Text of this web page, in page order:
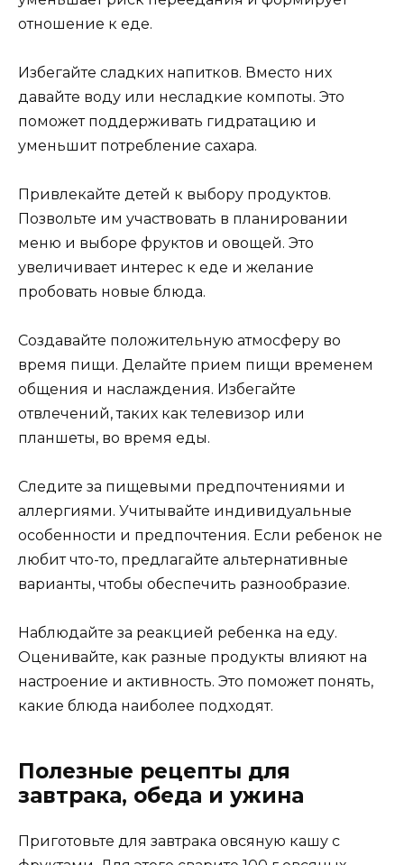
отношение к еде.
Избегайте сладких напитков. Вместо них
давайте воду или несладкие компоты. Это
поможет поддерживать гидратацию и
уменьшит потребление сахара.
Привлекайте детей к выбору продуктов.
Позвольте им участвовать в планировании
меню и выборе фруктов и овощей. Это
увеличивает интерес к еде и желание
пробовать новые блюда.
Создавайте положительную атмосферу во
время пищи. Делайте прием пищи временем
общения и наслаждения. Избегайте
отвлечений, таких как телевизор или
планшеты, во время еды.
Следите за пищевыми предпочтениями и
аллергиями. Учитывайте индивидуальные
особенности и предпочтения. Если ребенок не
любит что-то, предлагайте альтернативные
варианты, чтобы обеспечить разнообразие.
Наблюдайте за реакцией ребенка на еду.
Оценивайте, как разные продукты влияют на
настроение и активность. Это поможет понять,
какие блюда наиболее подходят.
Полезные рецепты для
завтрака, обеда и ужина
Приготовьте для завтрака овсяную кашу с